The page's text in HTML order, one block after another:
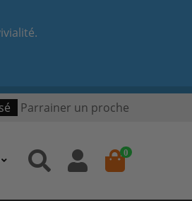
Parrainer un proche
0